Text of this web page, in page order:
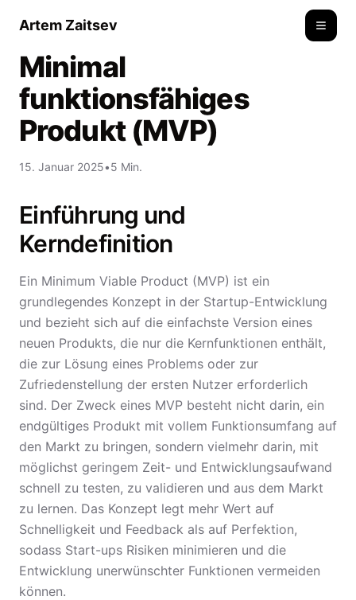
Artem Zaitsev
Minimal
funktionsfähiges
Produkt (MVP)
15. Januar 2025•5 Min.
Einführung und
Kerndefinition
Ein Minimum Viable Product (MVP) ist ein
grundlegendes Konzept in der Startup-Entwicklung
und bezieht sich auf die einfachste Version eines
neuen Produkts, die nur die Kernfunktionen enthält,
die zur Lösung eines Problems oder zur
Zufriedenstellung der ersten Nutzer erforderlich
sind. Der Zweck eines MVP besteht nicht darin, ein
endgültiges Produkt mit vollem Funktionsumfang auf
den Markt zu bringen, sondern vielmehr darin, mit
möglichst geringem Zeit- und Entwicklungsaufwand
schnell zu testen, zu validieren und aus dem Markt
zu lernen. Das Konzept legt mehr Wert auf
Schnelligkeit und Feedback als auf Perfektion,
sodass Start-ups Risiken minimieren und die
Entwicklung unerwünschter Funktionen vermeiden
können.